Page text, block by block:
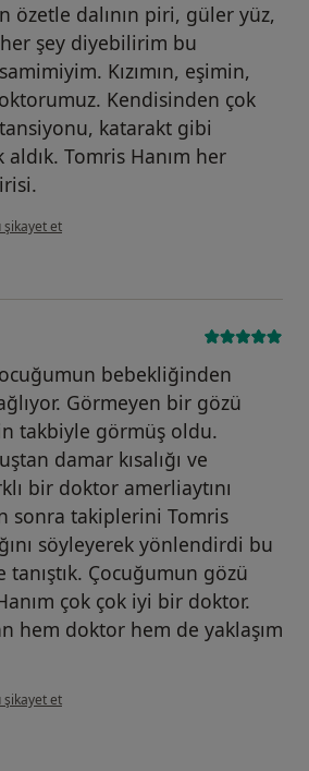
özetle dalının piri, güler yüz,
şey diyebilirim bu
Kızımın, eşimin,
Kendisinden çok
katarakt gibi
Tomris Hanım her
görüşüne göre s....
şikayet et
bebekliğinden
Görmeyen bir gözü
takbiyle görmüş oldu.
damar kısalığı ve
bir doktor amerliaytını
sonra takiplerini Tomris
söyleyerek yönlendirdi bu
tanıştık. Çocuğumun gözü
çok çok iyi bir doktor.
hem doktor hem de yaklaşım
görüşüne göre u....
şikayet et